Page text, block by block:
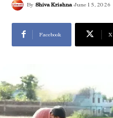
By Shiva Krishna June 15, 2026
Facebook X